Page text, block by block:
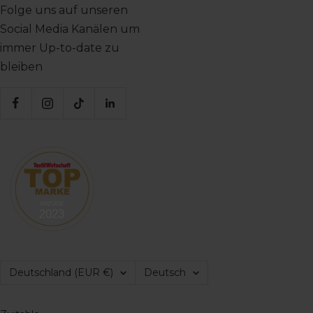
Folge uns auf unseren
Social Media Kanälen um
immer Up-to-date zu
bleiben
Land/Region
Deutschland (EUR €) Sprache
Deutsch